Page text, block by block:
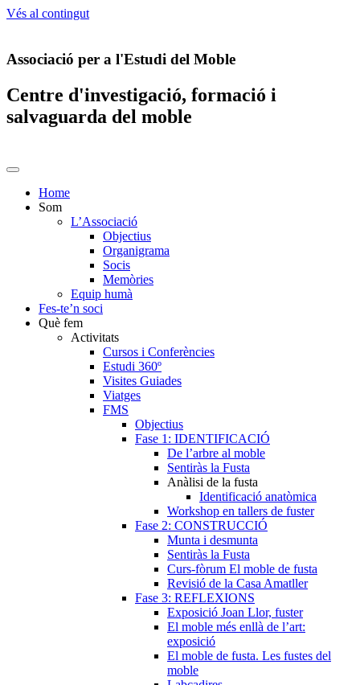
Vés al contingut
Associació per a l'Estudi del Moble
Centre d'investigació, formació i
salvaguarda del moble
Home
Som
L’Associació
Objectius
Organigrama
Socis
Memòries
Equip humà
Fes-te’n soci
Què fem
Activitats
Cursos i Conferències
Estudi 360º
Visites Guiades
Viatges
FMS
Objectius
Fase 1: IDENTIFICACIÓ
De l’arbre al moble
Sentiràs la Fusta
Anàlisi de la fusta
Identificació anatòmica
Workshop en tallers de fuster
Fase 2: CONSTRUCCIÓ
Munta i desmunta
Sentiràs la Fusta
Curs-fòrum El moble de fusta
Revisió de la Casa Amatller
Fase 3: REFLEXIONS
Exposició Joan Llor, fuster
El moble més enllà de l’art:
exposició
El moble de fusta. Les fustes del
moble